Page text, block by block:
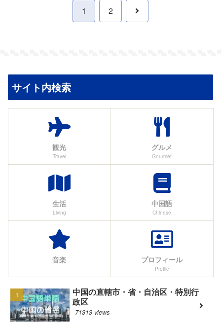
1 2
次
サイト内検索
観光
Travel
グルメ
Gourmet
生活
Living
中国語
Chinese
音楽 プロフィール
Profile
中国の直轄市・省・自治区・特別行
政区
71313 views